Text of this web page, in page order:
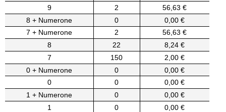
9
2
56,63 €
8 + Numerone
0
0,00 €
7 + Numerone
2
56,63 €
8
22
8,24 €
7
150
2,00 €
0 + Numerone
0
0,00 €
0
0
0,00 €
1 + Numerone
0
0,00 €
1
0
0,00 €